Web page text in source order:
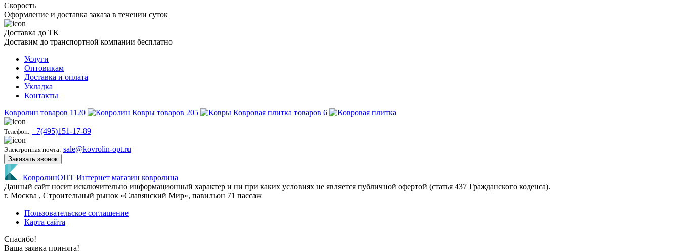
Скорость
Оформление и доставка заказа в течении суток
Доставка до ТК
Доставим до транспортной компании бесплатно
Услуги
Оптовикам
Доставка и оплата
Укладка
Контакты
Ковролин товаров 1120 Ковры товаров 205 Ковровая плитка товаров 6
Телефон: +7(495)151-17-89
Электронная почта: sale@kovrolin-opt.ru
Заказать звонок
КовролинОПТ Интернет магазин ковролина
Данный сайт носит исключительно информационный характер и ни при каких условиях не является публичной офертой (статья 437 Гражданского коденса).
г. Москва , Строительный рынок «Славянский Мир», павильон 71 пассаж
Пользовательское соглашение
Карта сайта
Спасибо!
Ваша заявка принята!